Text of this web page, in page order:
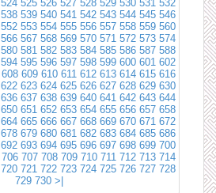
524 525 526 527 528 529 530 531 532
538 539 540 541 542 543 544 545 546
552 553 554 555 556 557 558 559 560
566 567 568 569 570 571 572 573 574
580 581 582 583 584 585 586 587 588
594 595 596 597 598 599 600 601 602
608 609 610 611 612 613 614 615 616
622 623 624 625 626 627 628 629 630
636 637 638 639 640 641 642 643 644
650 651 652 653 654 655 656 657 658
664 665 666 667 668 669 670 671 672
678 679 680 681 682 683 684 685 686
692 693 694 695 696 697 698 699 700
706 707 708 709 710 711 712 713 714
720 721 722 723 724 725 726 727 728
729 730 >|